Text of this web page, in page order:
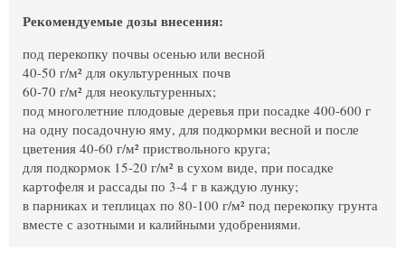
Рекомендуемые дозы внесения:
под перекопку почвы осенью или весной
40-50 г/м² для окультуренных почв
60-70 г/м² для неокультуренных;
под многолетние плодовые деревья при посадке 400-600 г
на одну посадочную яму, для подкормки весной и после
цветения 40-60 г/м² приствольного круга;
для подкормок 15-20 г/м² в сухом виде, при посадке
картофеля и рассады по 3-4 г в каждую лунку;
в парниках и теплицах по 80-100 г/м² под перекопку грунта
вместе с азотными и калийными удобрениями.